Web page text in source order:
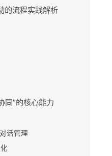
的流程实践解析
同”的核心能力
话管理